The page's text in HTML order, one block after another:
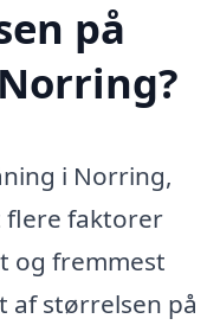
på
i Norring,
flere faktorer
og fremmest
størrelsen på